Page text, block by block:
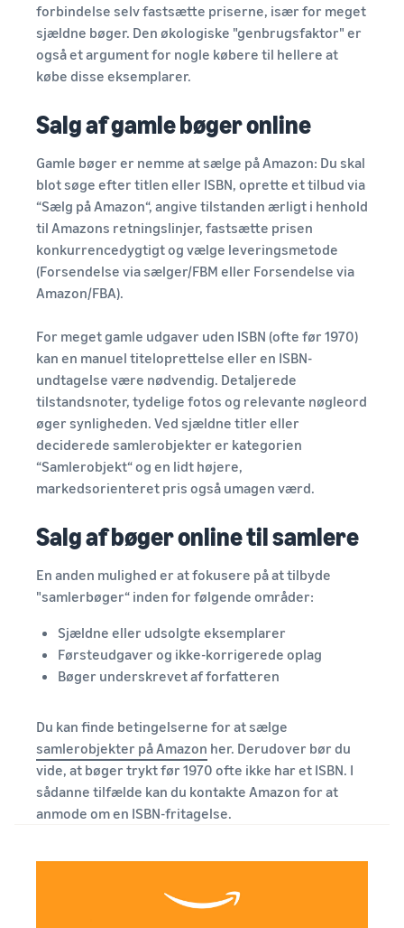
forbindelse selv fastsætte priserne, især for meget
sjældne bøger. Den økologiske "genbrugsfaktor" er
også et argument for nogle købere til hellere at
købe disse eksemplarer.
Salg af gamle bøger online
Gamle bøger er nemme at sælge på Amazon: Du skal
blot søge efter titlen eller ISBN, oprette et tilbud via
“Sælg på Amazon“, angive tilstanden ærligt i henhold
til Amazons retningslinjer, fastsætte prisen
konkurrencedygtigt og vælge leveringsmetode
(Forsendelse via sælger/FBM eller Forsendelse via
Amazon/FBA).
For meget gamle udgaver uden ISBN (ofte før 1970)
kan en manuel titeloprettelse eller en ISBN-
undtagelse være nødvendig. Detaljerede
tilstandsnoter, tydelige fotos og relevante nøgleord
øger synligheden. Ved sjældne titler eller
deciderede samlerobjekter er kategorien
“Samlerobjekt“ og en lidt højere,
markedsorienteret pris også umagen værd.
Salg af bøger online til samlere
En anden mulighed er at fokusere på at tilbyde
"samlerbøger“ inden for følgende områder:
Sjældne eller udsolgte eksemplarer
Førsteudgaver og ikke-korrigerede oplag
Bøger underskrevet af forfatteren
Du kan finde betingelserne for at sælge
samlerobjekter på Amazon her. Derudover bør du
vide, at bøger trykt før 1970 ofte ikke har et ISBN. I
sådanne tilfælde kan du kontakte Amazon for at
anmode om en ISBN-fritagelse.